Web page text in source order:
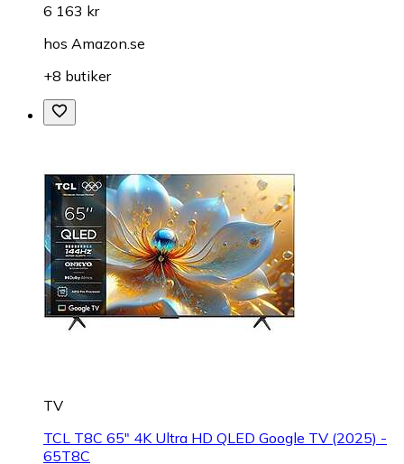
6 163 kr
hos Amazon.se
+8 butiker
TV
TCL T8C 65" 4K Ultra HD QLED Google TV (2025) -
65T8C